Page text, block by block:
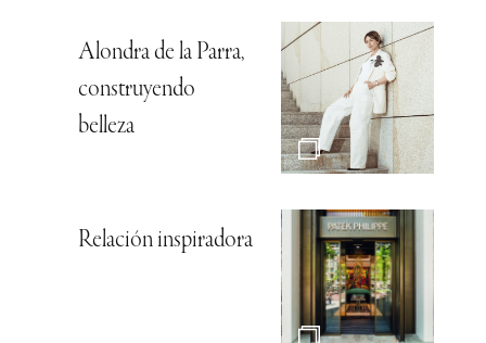
Alondra de la Parra,
construyendo
belleza
Relación inspiradora